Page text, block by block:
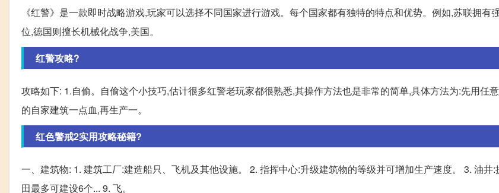
《红警》是一款即时战略游戏,玩家可以选择不同国家进行游戏。每个国家都有独特的特点和优势。例如,苏联拥有
位,德国则擅长机械化战争,美国。
红警攻略?
攻略如下: 1.自偷。自偷这个小技巧,估计很多红警老玩家都很熟悉,其操作方法也是非常的简单,具体方法为:先用任
的自家建筑一点血,再生产一。
红色警戒2实用攻略秘籍?
一、建筑物: 1. 建筑工厂:建造船只、飞机及其他设施。 2. 指挥中心:升级建筑物的等级并可增加生产速度。 3. 油井
田最多可建设6个... 9. 飞。